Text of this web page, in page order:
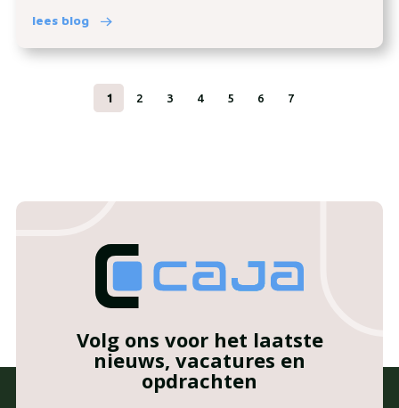
lees blog
1 2 3 4 5 6 7
Volg ons voor het laatste
nieuws, vacatures en
opdrachten